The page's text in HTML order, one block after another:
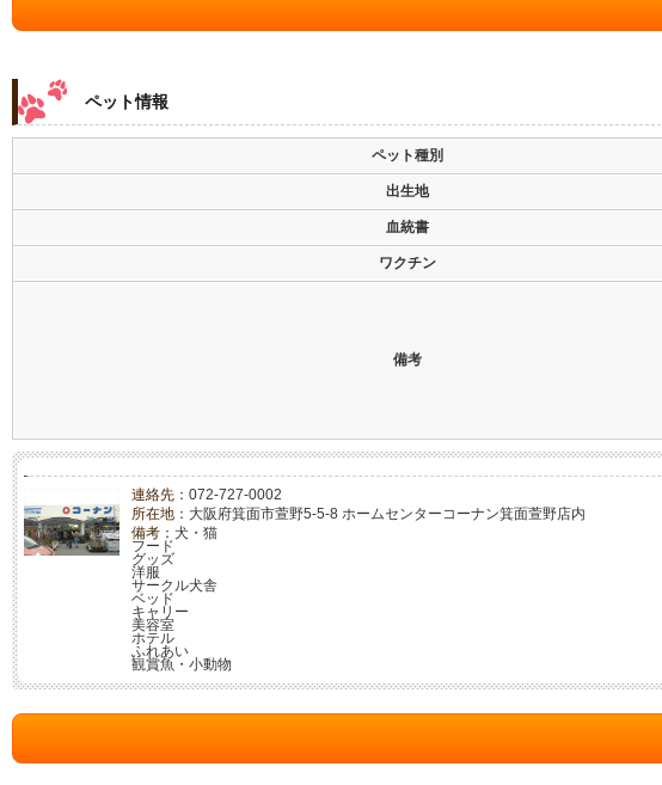
ペット情報
ペット種別
出生地
血統書
ワクチン
備考
連絡先： 072-727-0002
所在地： 大阪府箕面市萱野5-5-8 ホームセンターコーナン箕面萱野店内
備考： 犬・猫
フード
グッズ
洋服
サークル犬舎
ベッド
キャリー
美容室
ホテル
ふれあい
観賞魚・小動物